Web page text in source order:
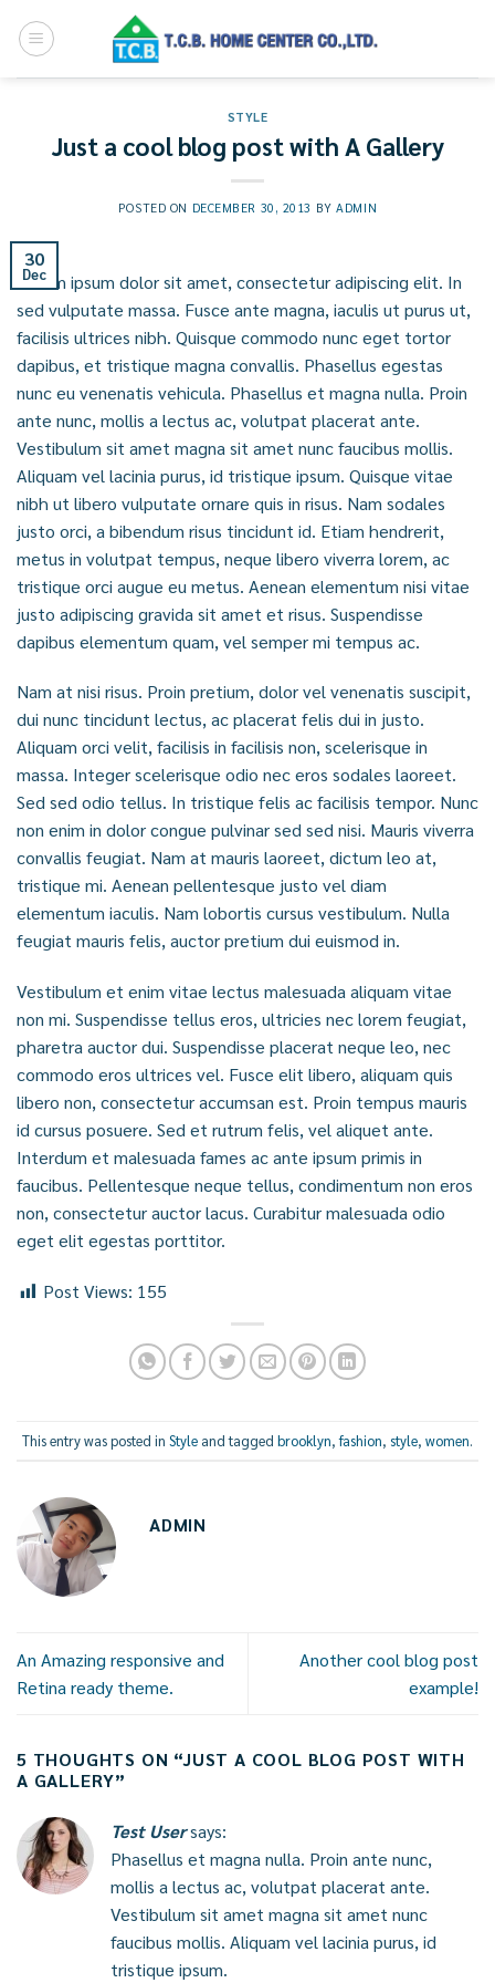
STYLE
Just a cool blog post with A Gallery
POSTED ON DECEMBER 30, 2013 BYADMIN
30
Dec
Lorem ipsum dolor sit amet, consectetur adipiscing elit. In
sed vulputate massa. Fusce ante magna, iaculis ut purus ut,
facilisis ultrices nibh. Quisque commodo nunc eget tortor
dapibus, et tristique magna convallis. Phasellus egestas
nunc eu venenatis vehicula. Phasellus et magna nulla. Proin
ante nunc, mollis a lectus ac, volutpat placerat ante.
Vestibulum sit amet magna sit amet nunc faucibus mollis.
Aliquam vel lacinia purus, id tristique ipsum. Quisque vitae
nibh ut libero vulputate ornare quis in risus. Nam sodales
justo orci, a bibendum risus tincidunt id. Etiam hendrerit,
metus in volutpat tempus, neque libero viverra lorem, ac
tristique orci augue eu metus. Aenean elementum nisi vitae
justo adipiscing gravida sit amet et risus. Suspendisse
dapibus elementum quam, vel semper mi tempus ac.
Nam at nisi risus. Proin pretium, dolor vel venenatis suscipit,
dui nunc tincidunt lectus, ac placerat felis dui in justo.
Aliquam orci velit, facilisis in facilisis non, scelerisque in
massa. Integer scelerisque odio nec eros sodales laoreet.
Sed sed odio tellus. In tristique felis ac facilisis tempor. Nunc
non enim in dolor congue pulvinar sed sed nisi. Mauris viverra
convallis feugiat. Nam at mauris laoreet, dictum leo at,
tristique mi. Aenean pellentesque justo vel diam
elementum iaculis. Nam lobortis cursus vestibulum. Nulla
feugiat mauris felis, auctor pretium dui euismod in.
Vestibulum et enim vitae lectus malesuada aliquam vitae
non mi. Suspendisse tellus eros, ultricies nec lorem feugiat,
pharetra auctor dui. Suspendisse placerat neque leo, nec
commodo eros ultrices vel. Fusce elit libero, aliquam quis
libero non, consectetur accumsan est. Proin tempus mauris
id cursus posuere. Sed et rutrum felis, vel aliquet ante.
Interdum et malesuada fames ac ante ipsum primis in
faucibus. Pellentesque neque tellus, condimentum non eros
non, consectetur auctor lacus. Curabitur malesuada odio
eget elit egestas porttitor.
Post Views: 155
This entry was posted in Style and tagged brooklyn,fashion, style, women.
ADMIN
An Amazing responsive and
Retina ready theme.
Another cool blog post
example!
5 THOUGHTS ON “JUST A COOL BLOG POST WITH
A GALLERY”
Test Usersays:
Phasellus et magna nulla. Proin ante nunc,
mollis a lectus ac, volutpat placerat ante.
Vestibulum sit amet magna sit amet nunc
faucibus mollis. Aliquam vel lacinia purus, id
tristique ipsum.